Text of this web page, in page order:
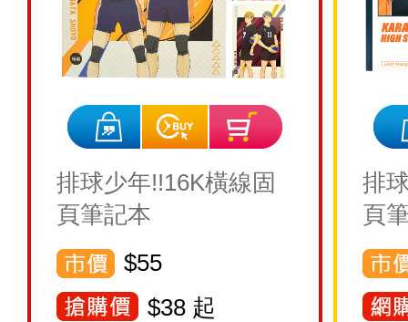
排球少年!!16K橫線固
頁筆記本
$55
$38 起
排
頁